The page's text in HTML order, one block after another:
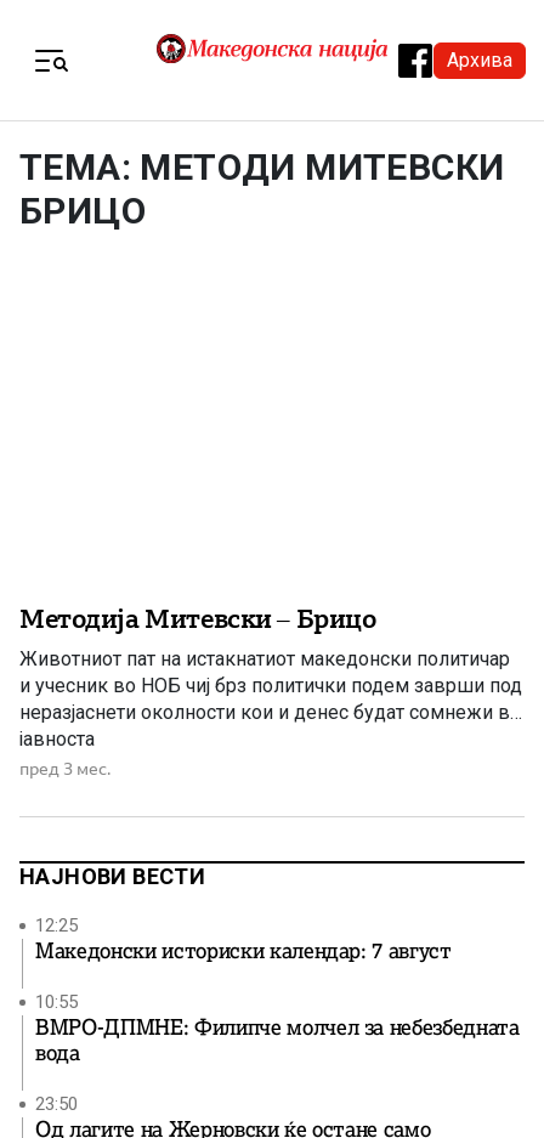
Архива
ТЕМА: МЕТОДИ МИТЕВСКИ
БРИЦО
Методија Митевски – Брицо
Животниот пат на истакнатиот македонски политичар
и учесник во НОБ чиј брз политички подем заврши под
неразјаснети околности кои и денес будат сомнежи во
јавноста
пред 3 мес.
НАЈНОВИ ВЕСТИ
12:25
Македонски историски календар: 7 август
10:55
ВМРО-ДПМНЕ: Филипче молчел за небезбедната
вода
23:50
Од лагите на Жерновски ќе остане само